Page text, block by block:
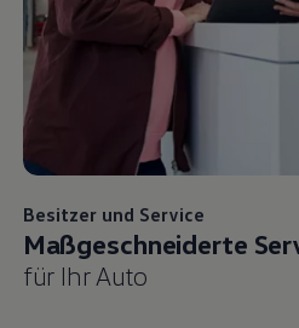
Besitzer und Service
Maßgeschneiderte
für Ihr Auto